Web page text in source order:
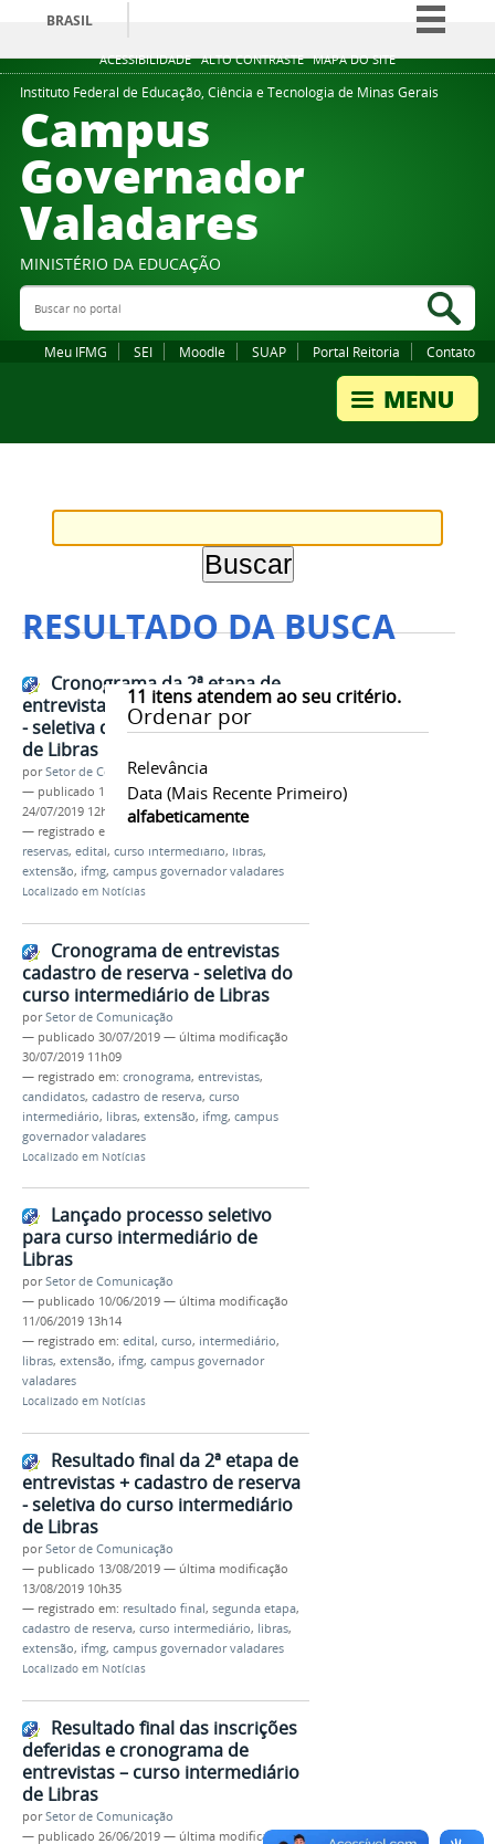
ACESSIBILIDADE ALTO CONTRASTE MAPA DO SITE
BRASIL
Simplifique!
Comunica BR
Instituto Federal de Educação, Ciência e Tecnologia de Minas Gerais
Campus
Governador
Valadares
MINISTÉRIO DA EDUCAÇÃO
Buscar no portal
Meu IFMG SEI Moodle SUAP Portal Reitoria Contato
RESULTADO DA BUSCA
11 itens atendem ao seu critério.
Ordenar por
Relevância
Data (mais Recente Primeiro)
alfabeticamente
Cronograma da 2ª etapa de
entrevistas + cadastro de reserva
- seletiva do curso intermediário
de Libras
porSetor de Comunicação
— publicado 19/07/2019 —última modificação
24/07/2019 12h11
— registrado em:
reservas, edital, curso intermediário, libras,
extensão, ifmg, campus governador valadares
Localizado em Notícias
Cronograma de entrevistas
cadastro de reserva - seletiva do
curso intermediário de Libras
porSetor de Comunicação
— publicado 30/07/2019 — última modificação
30/07/2019 11h09
— registrado em: cronograma, entrevistas,
candidatos, cadastro de reserva, curso
intermediário, libras, extensão, ifmg, campus
governador valadares
Localizado em Notícias
Lançado processo seletivo
para curso intermediário de
Libras
porSetor de Comunicação
— publicado 10/06/2019 — última modificação
11/06/2019 13h14
— registrado em: edital, curso, intermediário,
libras, extensão, ifmg, campus governador
valadares
Localizado em Notícias
Resultado final da 2ª etapa de
entrevistas + cadastro de reserva
- seletiva do curso intermediário
de Libras
porSetor de Comunicação
— publicado 13/08/2019 — última modificação
13/08/2019 10h35
— registrado em: resultado final, segunda etapa,
cadastro de reserva, curso intermediário, libras,
extensão, ifmg, campus governador valadares
Localizado em Notícias
Resultado final das inscrições
deferidas e cronograma de
entrevistas – curso intermediário
de Libras
porSetor de Comunicação
— publicado 26/06/2019 — última modificação